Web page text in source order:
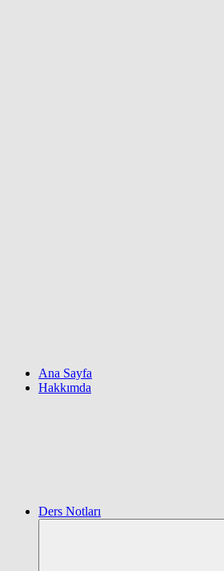
Ana Sayfa
Hakkımda
Ders Notları